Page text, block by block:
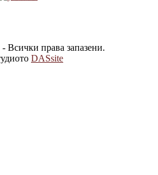
Всички права запазени.
DASsite